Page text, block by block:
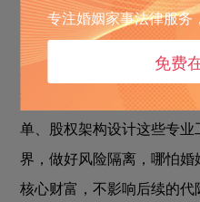
安全传承和合理配置，避免
多人觉得做财富规划是结婚
人群结婚之后，财产早就发
致大量财富流失，张丽珍
单、股权架构设计这些专
界，做好风险隔离，哪怕
核心财富，不影响后续的代
专注婚姻家事法律服务
免费